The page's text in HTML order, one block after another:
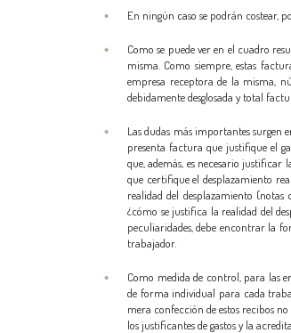
En ningún caso se podrán costear,
Como se puede ver en el cuadro
misma. Como siempre, estas
empresa receptora de la misma,
debidamente desglosada y total
Las dudas más importantes surgen
presenta factura que justifique el
que, además, es necesario justificar
que certifique el desplazamiento
realidad del desplazamiento
¿cómo se justifica la realidad del
peculiaridades, debe encontrar la
trabajador.
Como medida de control, para las
de forma individual para cada
mera confección de estos recibos
los justificantes de gastos y la